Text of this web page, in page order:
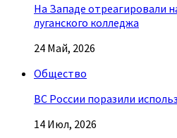
На Западе отреагировали
луганского колледжа
24 Май, 2026
Общество
ВС России поразили
14 Июл, 2026